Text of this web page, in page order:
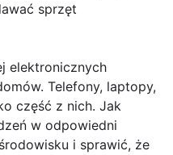
sprzęt
elektronicznych
Telefony, laptopy,
część z nich. Jak
w odpowiedni
i sprawić, że